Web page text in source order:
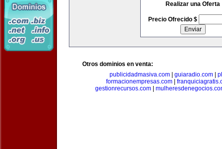
Realizar una Oferta
Precio Ofrecido $
Otros dominios en venta:
publicidadmasiva.com
guiaradio.com
formacionempresas.com|
gestionrecursos.com|